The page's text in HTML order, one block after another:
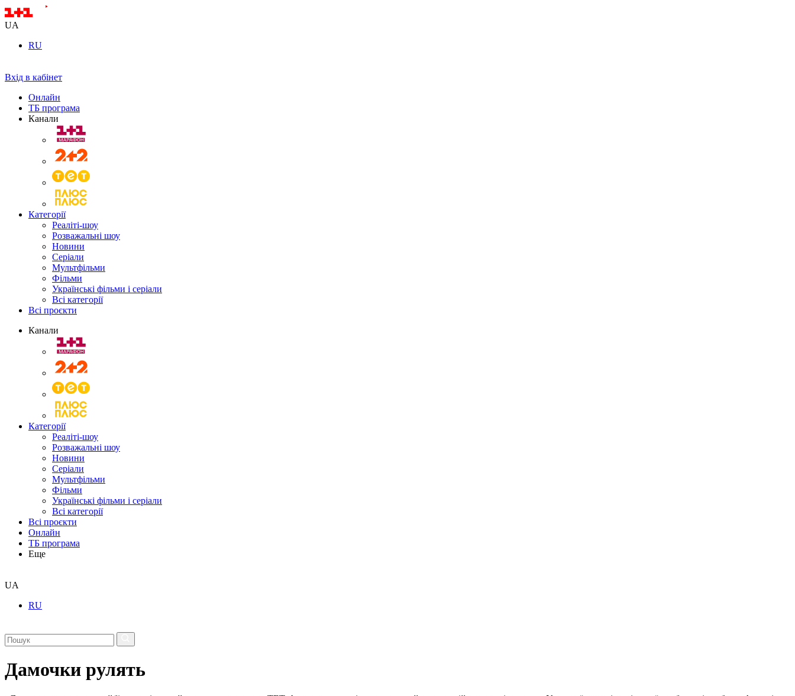
UA
RU
Вхід в кабінет
Онлайн
ТБ програма
Канали
Категорії
Реаліті-шоу
Розважальні шоу
Новини
Серіали
Мультфільми
Фільми
Українські фільми і серіали
Всі категорії
Всі проєкти
Канали
Категорії
Реаліті-шоу
Розважальні шоу
Новини
Серіали
Мультфільми
Фільми
Українські фільми і серіали
Всі категорії
Всі проєкти
Онлайн
ТБ програма
Еще
UA
RU
Дамочки рулять